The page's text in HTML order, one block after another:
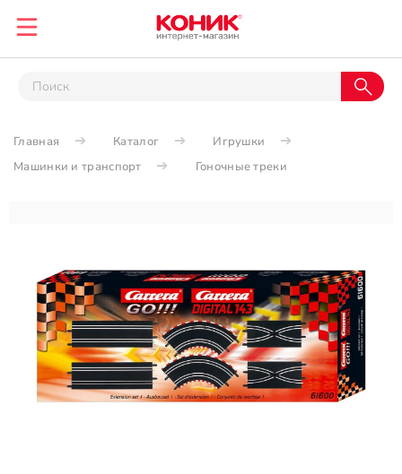
Главная Каталог
Игрушки
Машинки и транспорт
Гоночные треки